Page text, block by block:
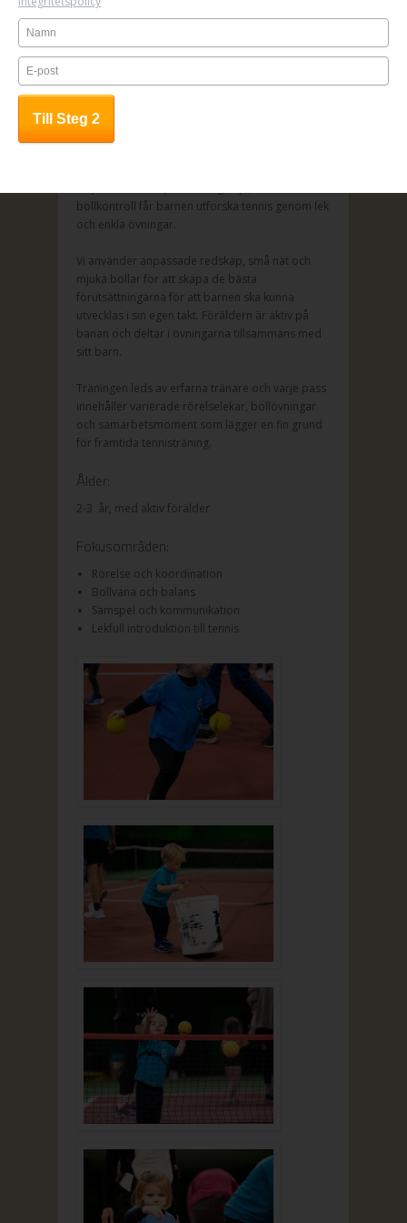
FÖRÄLDER- & BARN KLASS
En lekfull start på tennisbanan –
tillsammans med en förälder
bollkontroll får barnen utforska tennis genom lek
och enkla övningar.
Vi använder anpassade redskap, små nät och
mjuka bollar för att skapa de bästa
förutsättningarna för att barnen ska kunna
utvecklas i sin egen takt. Föräldern är aktiv på
banan och deltar i övningarna tillsammans med
sitt barn.
Träningen leds av erfarna tränare och varje pass
innehåller varierade rörelselekar, bollövningar
och samarbetsmoment som lägger en fin grund
för framtida tennisträning.
Ålder:
2-3 år, med aktiv förälder
Fokusområden:
Rörelse och koordination
Bollvana och balans
Samspel och kommunikation
Lekfull introduktion till tennis